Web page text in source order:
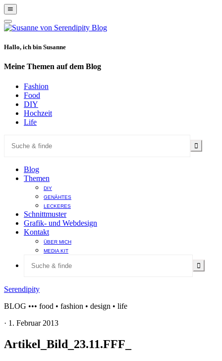
Show
Offscreen
Content
Hide
Offscreen
Hallo, ich bin Susanne
Meine Themen auf dem Blog
Fashion
Food
DIY
Hochzeit
Life
Blog
Themen
DIY
GENÄHTES
LECKERES
Schnittmuster
Grafik- und Webdesign
Kontakt
ÜBER MICH
MEDIA KIT
Serendipity
BLOG ••• food • fashion • design • life
· 1. Februar 2013
Artikel_Bild_23.11.FFF_